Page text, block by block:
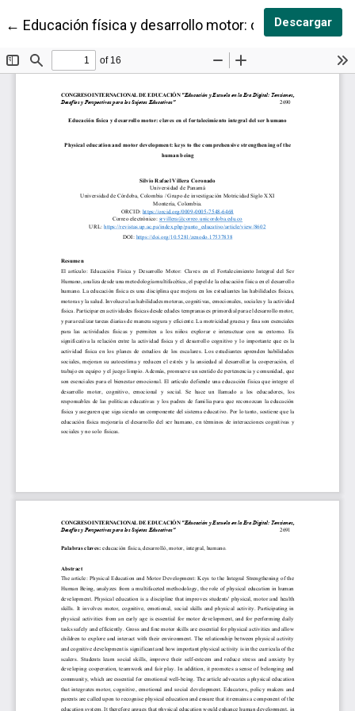
← Volver a los detalles del artículo
Educación física y desarrollo motor: claves en el
Descargar